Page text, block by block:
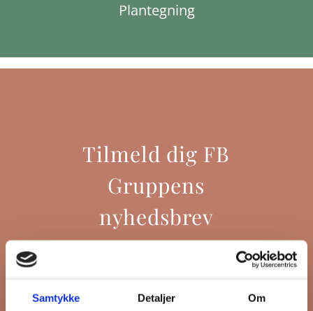
Samtykke Detaljer Om
Plantegning
Tilmeld dig FB
Gruppens
nyhedsbrev
Hold dig opdateret på hvad der sker
på Grønttorvet. I vores nyhedsbrev